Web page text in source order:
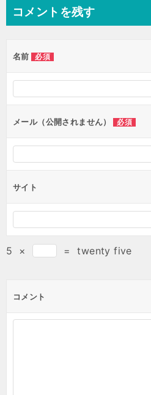
コメントを残す
名前 必須
メール（公開されません） 必須
サイト
5 × = twenty five
コメント